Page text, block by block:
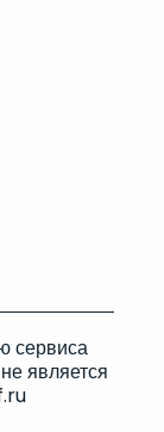
сервиса
является